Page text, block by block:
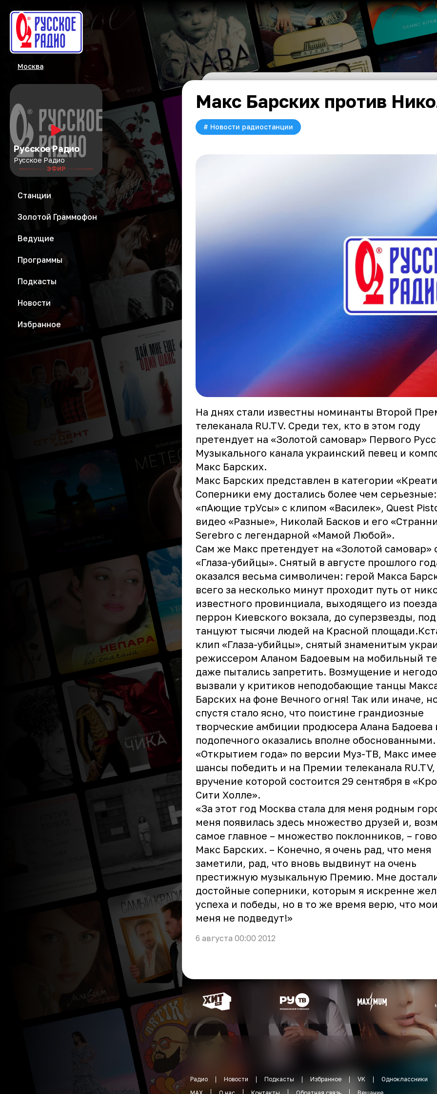
Москва
Русское Радио
Русское Радио
ЭФИР
Станции
Золотой Граммофон
Ведущие
Программы
Подкасты
Новости
Избранное
Макс Барских против
# Новости радиостанции
На днях стали известны номинанты Второй
телеканала RU.TV. Среди тех, кто в этом году
претендует на «Золотой самовар» Первого
Музыкального канала украинский певец и
Макс Барских.
Макс Барских представлен в категории
Соперники ему достались более чем серьезные:
«пАющие трУсы» с клипом «Василек», Quest
видео «Разные», Николай Басков и его
Serebro с легендарной «Мамой Любой».
Сам же Макс претендует на «Золотой самовар»
«Глаза-убийцы». Снятый в августе прошлого
оказался весьма символичен: герой Макса
всего за несколько минут проходит путь от
известного провинциала, выходящего из
перрон Киевского вокзала, до суперзвезды,
танцуют тысячи людей на Красной
клип «Глаза-убийцы», снятый знаменитым
режиссером Аланом Бадоевым на мобильный
даже пытались запретить. Возмущение и
вызвали у критиков неподобающие танцы
Барских на фоне Вечного огня! Так или иначе,
спустя стало ясно, что поистине грандиозные
творческие амбиции продюсера Алана Бадоева
подопечного оказались вполне
«Открытием года» по версии Муз-ТВ, Макс
шансы победить и на Премии телеканала RU.TV,
вручение которой состоится 29 сентября в
Сити Холле».
«За этот год Москва стала для меня родным
меня появилась здесь множество друзей и,
самое главное – множество поклонников, –
Макс Барских. – Конечно, я очень рад, что меня
заметили, рад, что вновь выдвинут на очень
престижную музыкальную Премию. Мне
достойные соперники, которым я искренне
успеха и победы, но в то же время верю, что
меня не подведут!»
6 августа 00:00 2012
Радио Новости Подкасты Избранное VK
Одноклассники